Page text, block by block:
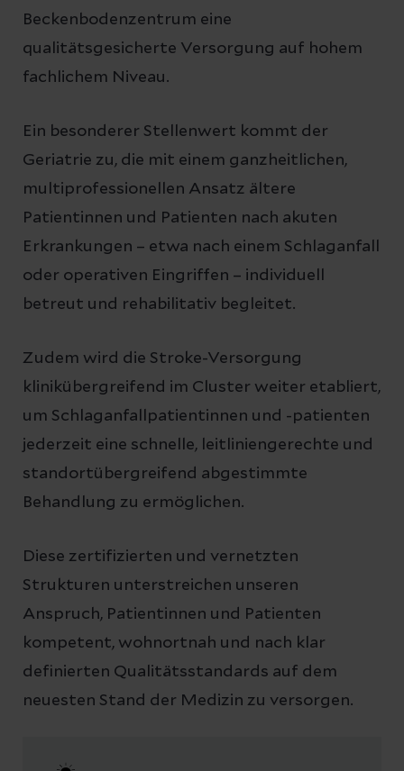
Beckenbodenzentrum eine
qualitätsgesicherte Versorgung auf hohem
fachlichem Niveau.
Ein besonderer Stellenwert kommt der
Geriatrie zu, die mit einem ganzheitlichen,
multiprofessionellen Ansatz ältere
Patientinnen und Patienten nach akuten
Erkrankungen – etwa nach einem Schlaganfall
oder operativen Eingriffen – individuell
betreut und rehabilitativ begleitet.
Zudem wird die Stroke-Versorgung
klinikübergreifend im Cluster weiter etabliert,
um Schlaganfallpatientinnen und -patienten
jederzeit eine schnelle, leitliniengerechte und
standortübergreifend abgestimmte
Behandlung zu ermöglichen.
Diese zertifizierten und vernetzten
Strukturen unterstreichen unseren
Anspruch, Patientinnen und Patienten
kompetent, wohnortnah und nach klar
definierten Qualitätsstandards auf dem
neuesten Stand der Medizin zu versorgen.